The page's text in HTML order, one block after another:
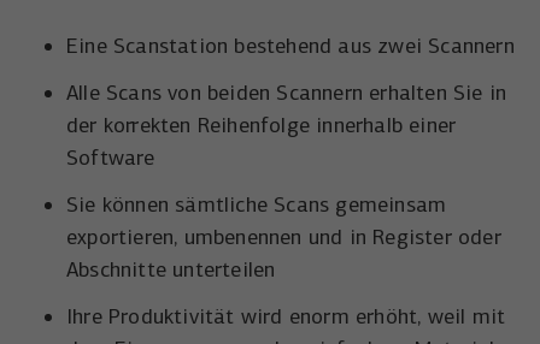
Eine Scanstation bestehend aus zwei Scannern
Alle Scans von beiden Scannern erhalten Sie in
der korrekten Reihenfolge innerhalb einer
Software
Sie können sämtliche Scans gemeinsam
exportieren, umbenennen und in Register oder
Abschnitte unterteilen
Ihre Produktivität wird enorm erhöht, weil mit